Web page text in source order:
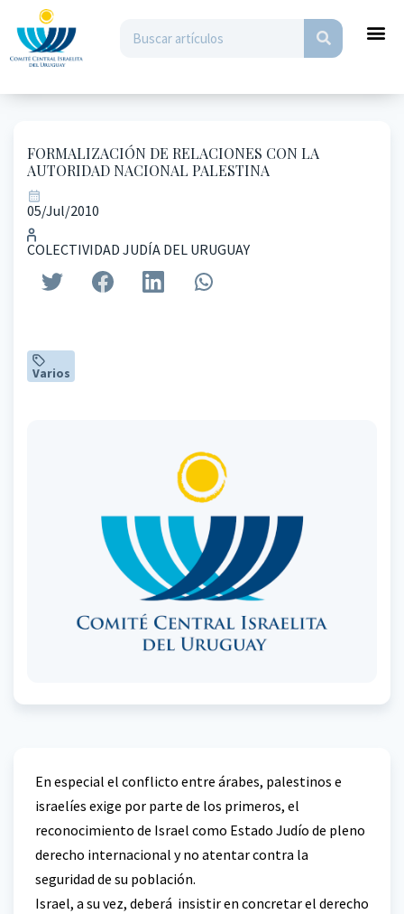
FORMALIZACIÓN DE RELACIONES CON LA
AUTORIDAD NACIONAL PALESTINA
05/Jul/2010
COLECTIVIDAD JUDÍA DEL URUGUAY
Varios
En especial el conflicto entre árabes, palestinos e
israelíes exige por parte de los primeros, el
reconocimiento de Israel como Estado Judío de pleno
derecho internacional y no atentar contra la
seguridad de su población.
Israel, a su vez, deberá insistir en concretar el derecho